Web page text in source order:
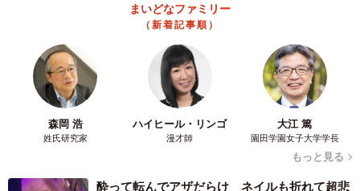
まいどなファミリー
（新着記事順）
森岡 浩
姓氏研究家
ハイヒール・リンゴ
漫才師
大江 篤
園田学園女子大学学長
もっと見る
酔って転んでアザだらけ ネイルも折れて超悲